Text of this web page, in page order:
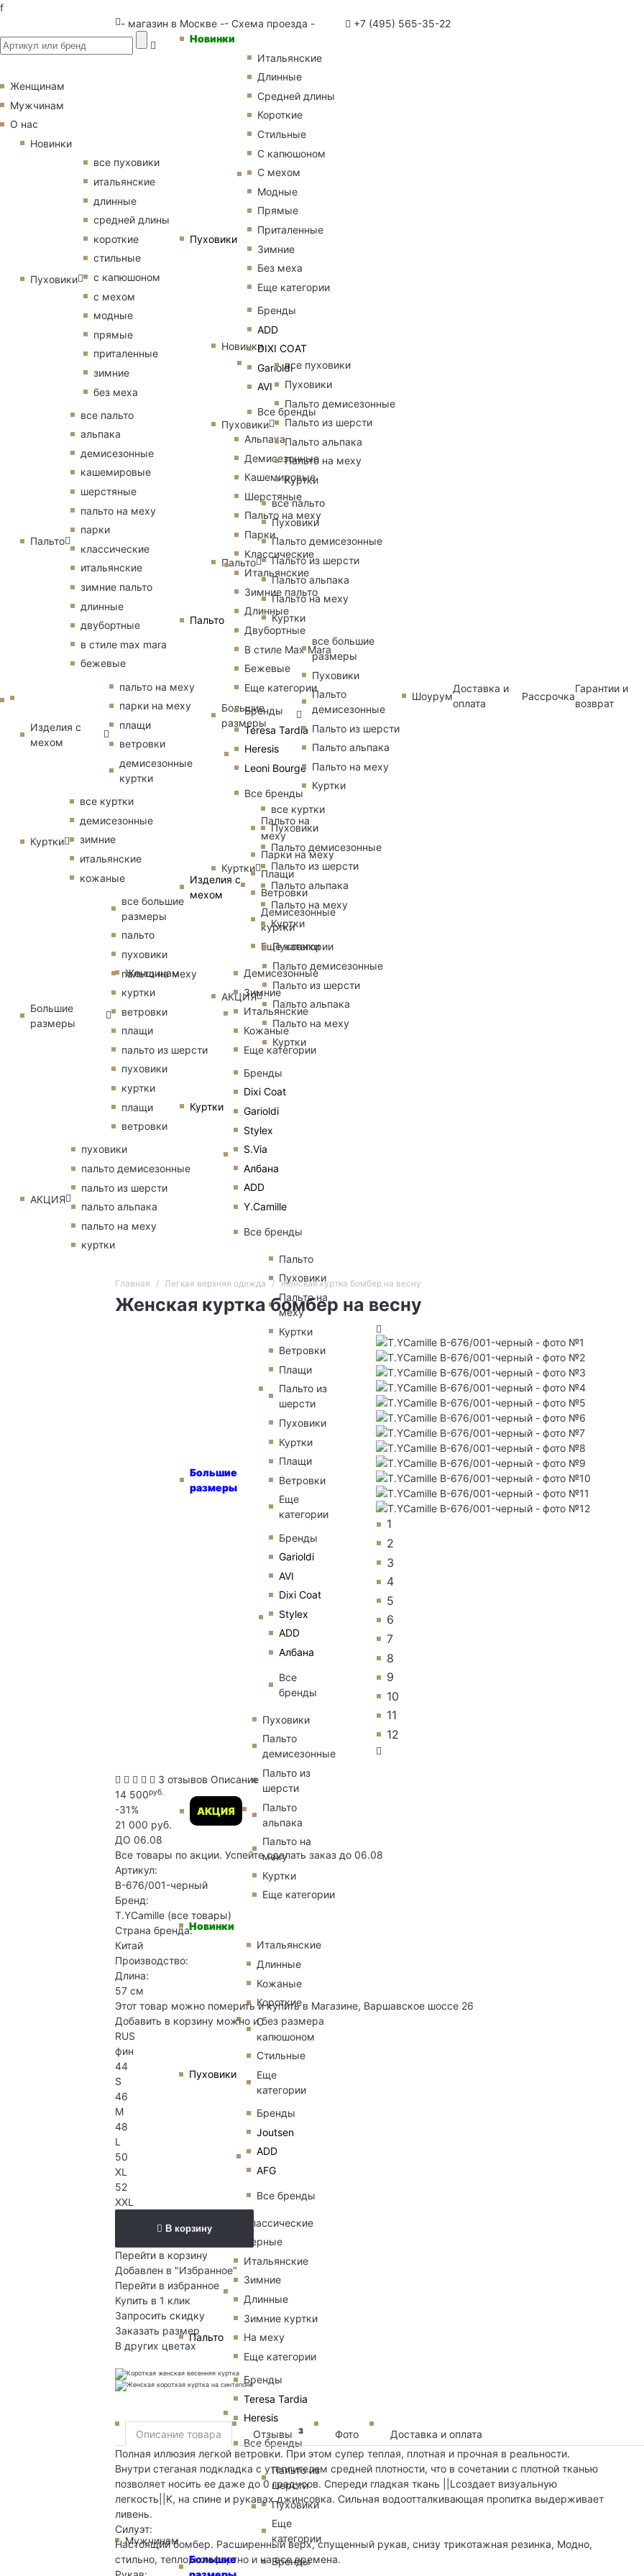
f
- магазин в Москве -- Схема проезда - +7 (495) 565-35-22
Женщинам
Новинки
Пуховики
Итальянские
Длинные
Средней длины
Короткие
Стильные
С капюшоном
С мехом
Модные
Прямые
Приталенные
Зимние
Без меха
Еще категории
Бренды
ADD
DIXI COAT
Garioldi
AVI
Все бренды
Пальто
Альпака
Демисезонные
Кашемировые
Шерстяные
Пальто на меху
Парки
Классические
Итальянские
Зимние пальто
Длинные
Двубортные
В стиле Max Mara
Бежевые
Еще категории
Бренды
Teresa Tardia
Heresis
Leoni Bourge
Все бренды
Изделия с
мехом
Пальто на
меху
Парки на меху
Плащи
Ветровки
Демисезонные
куртки
Еще категории
Куртки
Демисезонные
Зимние
Итальянские
Кожаные
Еще категории
Бренды
Dixi Coat
Garioldi
Stylex
S.Via
Албана
ADD
Y.Camille
Все бренды
Большие
размеры
Пальто
Пуховики
Пальто на
меху
Куртки
Ветровки
Плащи
Пальто из
шерсти
Пуховики
Куртки
Плащи
Ветровки
Еще
категории
Бренды
Garioldi
AVI
Dixi Coat
Stylex
ADD
Албана
Все
бренды
АКЦИЯ
Пуховики
Пальто
демисезонные
Пальто из
шерсти
Пальто
альпака
Пальто на
меху
Куртки
Еще категории
Мужчинам
Новинки
Пуховики
Итальянские
Длинные
Кожаные
Короткие
С
капюшоном
Стильные
Еще
категории
Бренды
Joutsen
ADD
AFG
Все бренды
Пальто
Классические
Черные
Итальянские
Зимние
Длинные
Зимние куртки
На меху
Еще категории
Бренды
Teresa Tardia
Heresis
Все бренды
Большие
Пальто из
шерсти
Пуховики
Еще
категории
Бренды
Женщинам
Мужчинам
О нас
Новинки
Пуховики
все пуховики
итальянские
длинные
средней длины
короткие
стильные
с капюшоном
с мехом
модные
прямые
приталенные
зимние
без меха
Пальто
все пальто
альпака
демисезонные
кашемировые
шерстяные
пальто на меху
парки
классические
итальянские
зимние пальто
длинные
двубортные
в стиле max mara
бежевые
Изделия с
мехом
пальто на меху
парки на меху
плащи
ветровки
демисезонные
куртки
Куртки
все куртки
демисезонные
зимние
итальянские
кожаные
Большие
размеры
все большие
размеры
пальто
пуховики
пальто на меху
куртки
ветровки
плащи
пальто из шерсти
пуховики
куртки
плащи
ветровки
АКЦИЯ
пуховики
пальто демисезонные
пальто из шерсти
пальто альпака
пальто на меху
куртки
Новинки
Пуховики
все пуховики
Пуховики
Пальто демисезонные
Пальто из шерсти
Пальто альпака
Пальто на меху
Куртки
Пальто
все пальто
Пуховики
Пальто демисезонные
Пальто из шерсти
Пальто альпака
Пальто на меху
Куртки
Большие
размеры
все большие
размеры
Пуховики
Пальто
демисезонные
Пальто из шерсти
Пальто альпака
Пальто на меху
Куртки
Куртки
все куртки
Пуховики
Пальто демисезонные
Пальто из шерсти
Пальто альпака
Пальто на меху
Куртки
АКЦИЯ
Пуховики
Пальто демисезонные
Пальто из шерсти
Пальто альпака
Пальто на меху
Куртки
Шоурум
Доставка и
оплата
Рассрочка
Гарантии и
возврат
Главная Легкая верхняя одежда Женская куртка бомбер на весну
Женская куртка бомбер на весну
1
2
3
4
5
6
7
8
9
10
11
12
3 отзывов Описание
14 500руб.
-31%
21 000 руб.
ДО 06.08
Все товары по акции. Успейте сделать заказ до 06.08
Артикул:
B-676/001-черный
Бренд:
T.YCamille (все товары)
Страна бренда:
Китай
Производство:
Длина:
57 см
Этот товар можно померить и купить в Магазине, Варшавское шоссе 26
Добавить в корзину можно и без размера
RUS
фин
44
S
46
M
48
L
50
XL
52
XXL
В корзину
Перейти в корзину
Добавлен в "Избранное"
Перейти в избранное
Купить в 1 клик
Запросить скидку
Заказать размер
В других цветах
Описание товара Отзывы 3 Фото
Доставка и оплата
Полная иллюзия легкой ветровки. При этом супер теплая, плотная и прочная в реальности.
Внутри стеганая подкладка с утеплителем средней плотности, что в сочетании с плотной тканью
позволяет носить ее даже до 0 градусов. Спереди гладкая ткань ||Lсоздает визуальную
легкость||K, на спине и рукавах джинсовка. Сильная водоотталкивающая пропитка выдерживает
ливень.
Силуэт:
Настоящий бомбер. Расширенный верх, спущенный рукав, снизу трикотажная резинка, Модно,
стильно, тепло, комфортно и на все времена.